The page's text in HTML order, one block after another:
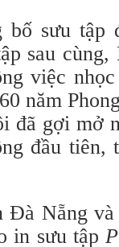
sưu tập
sau
việc
năm
đã gợi mở
đầu tiên,
Đà Nẵng
in sưu tập